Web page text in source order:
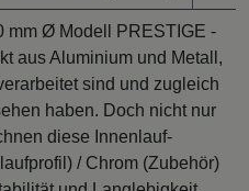
mm Ø Modell PRESTIGE -
aus Aluminium und Metall,
sind und zugleich
haben. Doch nicht nur
diese Innenlauf-
/ Chrom (Zubehör)